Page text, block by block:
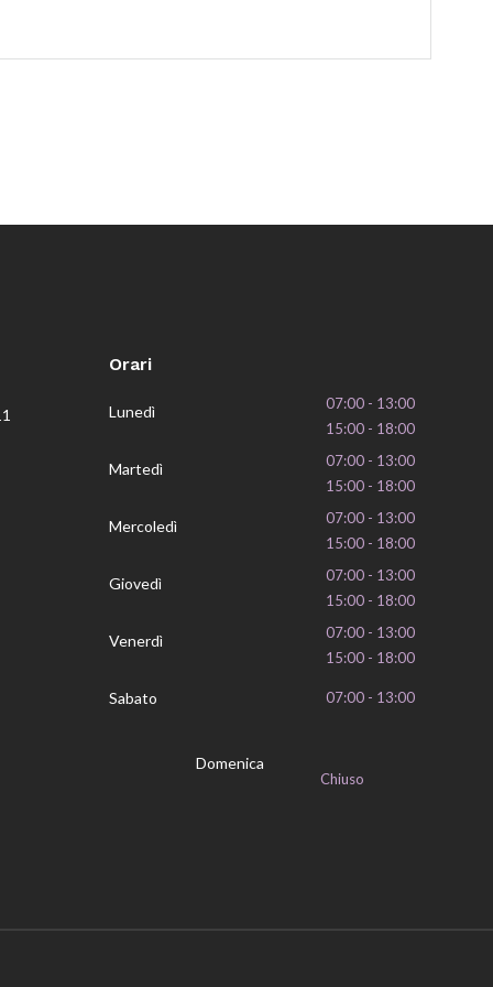
Orari
Lunedì
07:00 - 13:00
15:00 - 18:00
Martedì
07:00 - 13:00
15:00 - 18:00
Mercoledì
07:00 - 13:00
15:00 - 18:00
Giovedì
07:00 - 13:00
15:00 - 18:00
Venerdì
07:00 - 13:00
15:00 - 18:00
Sabato 07:00 - 13:00
Domenica
Chiuso